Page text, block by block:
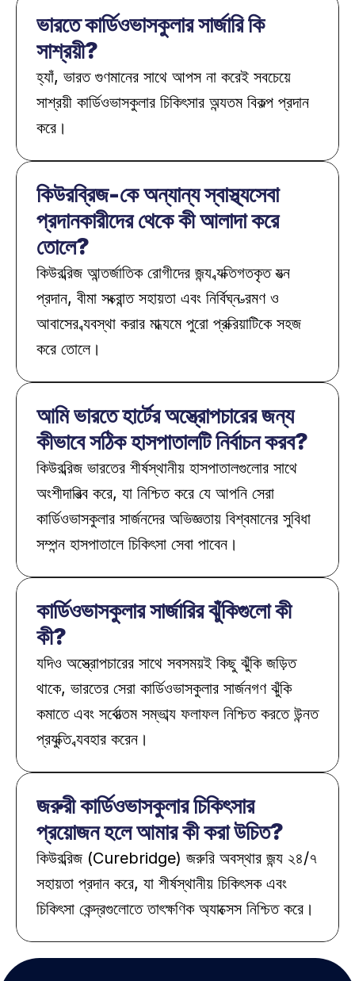
ভারতে কার্ডিওভাসকুলার সার্জারি কি
সাশ্রয়ী?
হ্যাঁ, ভারত গুণমানের সাথে আপস না করেই সবচেয়ে
সাশ্রয়ী কার্ডিওভাসকুলার চিকিৎসার অন্যতম বিকল্প প্রদান
করে।
কিউরব্রিজ-কে অন্যান্য স্বাস্থ্যসেবা
প্রদানকারীদের থেকে কী আলাদা করে
তোলে?
কিউরব্রিজ আন্তর্জাতিক রোগীদের জন্য ব্যক্তিগতকৃত যত্ন
প্রদান, বীমা সংক্রান্ত সহায়তা এবং নির্বিঘ্ন ভ্রমণ ও
আবাসের ব্যবস্থা করার মাধ্যমে পুরো প্রক্রিয়াটিকে সহজ
করে তোলে।
আমি ভারতে হার্টের অস্ত্রোপচারের জন্য
কীভাবে সঠিক হাসপাতালটি নির্বাচন করব?
কিউরব্রিজ ভারতের শীর্ষস্থানীয় হাসপাতালগুলোর সাথে
অংশীদারিত্ব করে, যা নিশ্চিত করে যে আপনি সেরা
কার্ডিওভাসকুলার সার্জনদের অভিজ্ঞতায় বিশ্বমানের সুবিধা
সম্পন্ন হাসপাতালে চিকিৎসা সেবা পাবেন।
কার্ডিওভাসকুলার সার্জারির ঝুঁকিগুলো কী
কী?
যদিও অস্ত্রোপচারের সাথে সবসময়ই কিছু ঝুঁকি জড়িত
থাকে, ভারতের সেরা কার্ডিওভাসকুলার সার্জনগণ ঝুঁকি
কমাতে এবং সর্বোত্তম সম্ভাব্য ফলাফল নিশ্চিত করতে উন্নত
প্রযুক্তি ব্যবহার করেন।
জরুরী কার্ডিওভাসকুলার চিকিৎসার
প্রয়োজন হলে আমার কী করা উচিত?
কিউরব্রিজ (Curebridge) জরুরি অবস্থার জন্য ২৪/৭
সহায়তা প্রদান করে, যা শীর্ষস্থানীয় চিকিৎসক এবং
চিকিৎসা কেন্দ্রগুলোতে তাৎক্ষণিক অ্যাক্সেস নিশ্চিত করে।